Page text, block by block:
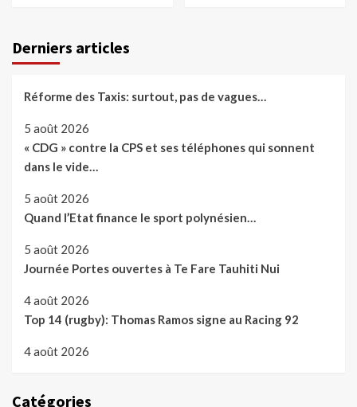
Derniers articles
Réforme des Taxis: surtout, pas de vagues…
5 août 2026
« CDG » contre la CPS et ses téléphones qui sonnent
dans le vide…
5 août 2026
Quand l’Etat finance le sport polynésien…
5 août 2026
Journée Portes ouvertes à Te Fare Tauhiti Nui
4 août 2026
Top 14 (rugby): Thomas Ramos signe au Racing 92
4 août 2026
Catégories